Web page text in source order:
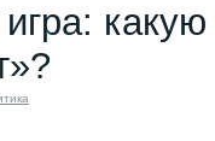
какую